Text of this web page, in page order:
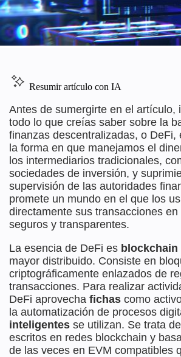
Resumir artículo con IA
Antes de sumergirte en el artículo,
todo lo que creías saber sobre la
finanzas descentralizadas, o DeFi,
la forma en que manejamos el
los intermediarios tradicionales,
sociedades de inversión, y
supervisión de las autoridades
promete un mundo en el que los
directamente sus transacciones en
seguros y transparentes.
La esencia de DeFi es blockchain
mayor distribuido. Consiste en
criptográficamente enlazados de
transacciones. Para realizar
DeFi aprovecha fichas como
la automatización de procesos
inteligentes se utilizan. Se trata
escritos en redes blockchain y
de las veces en EVM compatibles